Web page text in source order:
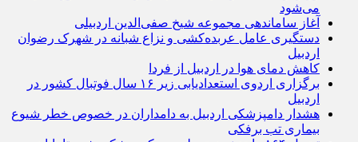
می‌شود
آغاز ساماندهی مجموعه شیخ صفی‌الدین اردبیلی
دستگیری عامل عربده‌کشی و نزاع شبانه در شهرک رضوان
اردبیل
کاهش دمای هوا در اردبیل از فردا
برگزاری اردوی استعدادیابی زیر ۱۶ سال فوتبال کشور در
اردبیل
هشدار دامپزشکی اردبیل به دامداران در خصوص خطر شیوع
بیماری تب برفکی